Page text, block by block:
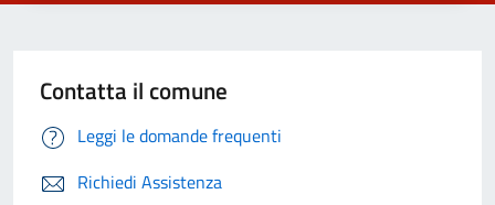
Contatta il comune
Leggi le domande frequenti
Richiedi Assistenza